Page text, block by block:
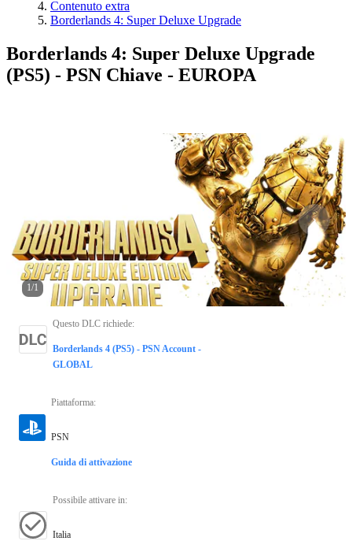
Contenuto extra
Borderlands 4: Super Deluxe Upgrade
Borderlands 4: Super Deluxe Upgrade
(PS5) - PSN Chiave - EUROPA
1/1
Questo DLC richiede:
Borderlands 4 (PS5) - PSN Account -
GLOBAL
Piattaforma:
PSN
Guida di attivazione
Possibile attivare in:
Italia